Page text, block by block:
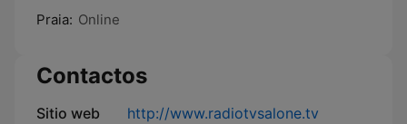
Praia: Online
Contactos
Sitio web http://www.radiotvsalone.tv